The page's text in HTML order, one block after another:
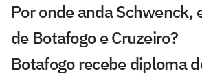
Por onde anda Schwenck,
de Botafogo e Cruzeiro?
Botafogo recebe diploma